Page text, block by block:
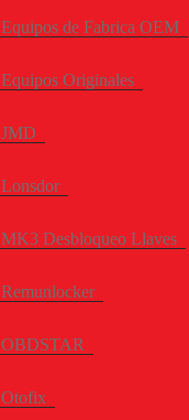
Equipos de Fabrica OEM
Equipos Originales
JMD
Lonsdor
MK3 Desbloqueo Llaves
Remunlocker
OBDSTAR
Otofix